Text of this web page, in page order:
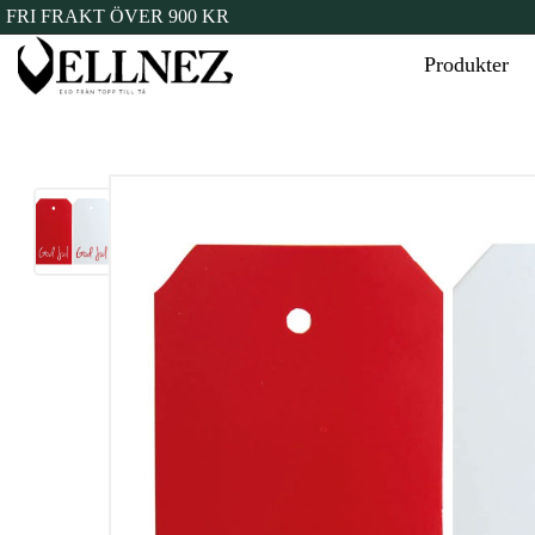
FRI FRAKT ÖVER 900 KR
Produkter